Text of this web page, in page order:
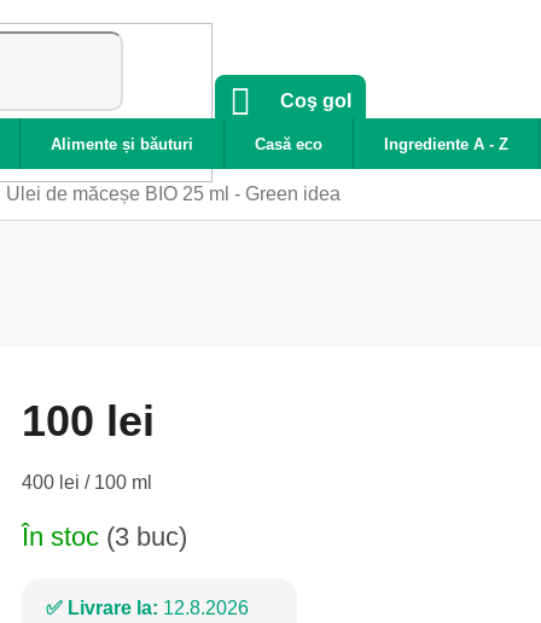
COŞ
CUMPĂRĂTURI
Coş gol
Alimente și băuturi Casă eco Ingrediente A - Z
Ulei de măceșe BIO 25 ml - Green idea
100 lei
Evaluare
400 lei / 100 ml
În stoc (3 buc)
Livrare la: 12.8.2026